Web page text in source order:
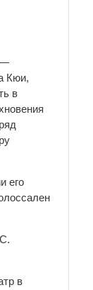
—
Кюи,
в
его
в